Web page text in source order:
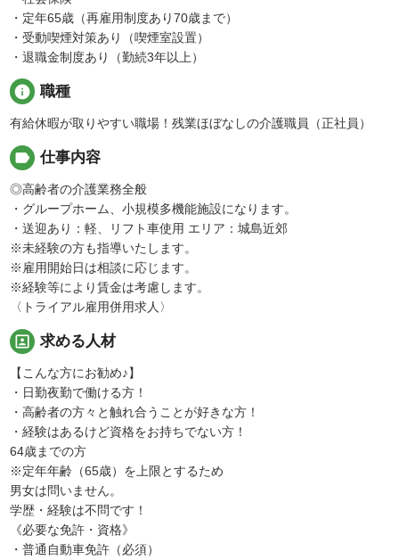
・定年65歳（再雇用制度あり70歳まで）
・受動喫煙対策あり（喫煙室設置）
・退職金制度あり（勤続3年以上）
info 職種
有給休暇が取りやすい職場！残業ほぼなしの介護職員（正社員）
label 仕事内容
◎高齢者の介護業務全般
・グループホーム、小規模多機能施設になります。
・送迎あり：軽、リフト車使用 エリア：城島近郊
※未経験の方も指導いたします。
※雇用開始日は相談に応じます。
※経験等により賃金は考慮します。
〈トライアル雇用併用求人〉
portrait 求める人材
【こんな方にお勧め♪】
・日勤夜勤で働ける方！
・高齢者の方々と触れ合うことが好きな方！
・経験はあるけど資格をお持ちでない方！
64歳までの方
※定年年齢（65歳）を上限とするため
男女は問いません。
学歴・経験は不問です！
《必要な免許・資格》
・普通自動車免許（必須）